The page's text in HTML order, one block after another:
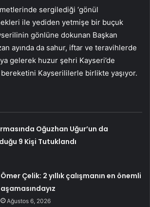
sergilediği ‘gönül
ile yediden yetmişe bir buçuk
gönlüne dokunan Başkan
ayında da sahur, iftar ve teravihlerde
gelerek huzur şehri Kayseri’de
bereketini Kayserililerle birlikte yaşıyor.
Oğuzhan Uğur’un da
9 Kişi Tutuklandı
Ömer Çelik: 2 yıllık çalışmanın en önemli
aşamasındayız
Ağustos 6, 2026